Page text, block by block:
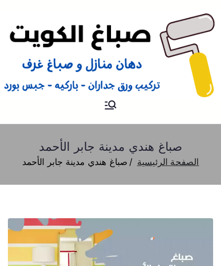
صباغ
صباغ هندي مدينة جابر الأحمد
الصفحة الرئيسية صباغ هندي مدينة جابر الأحمد